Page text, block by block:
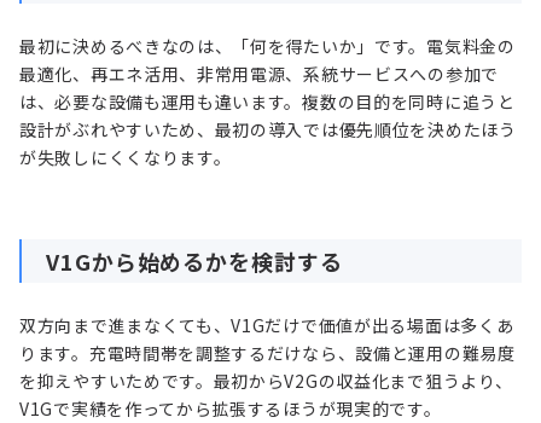
最初に決めるべきなのは、「何を得たいか」です。電気料金の
最適化、再エネ活用、非常用電源、系統サービスへの参加で
は、必要な設備も運用も違います。複数の目的を同時に追うと
設計がぶれやすいため、最初の導入では優先順位を決めたほう
が失敗しにくくなります。
V1Gから始めるかを検討する
双方向まで進まなくても、V1Gだけで価値が出る場面は多くあ
ります。充電時間帯を調整するだけなら、設備と運用の難易度
を抑えやすいためです。最初からV2Gの収益化まで狙うより、
V1Gで実績を作ってから拡張するほうが現実的です。